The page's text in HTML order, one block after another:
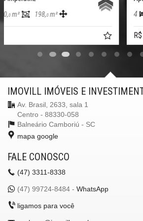
4 5 1 130,0
IMOVILL IMÓVEIS E
Av. Brasil, 2633, sala 1
Centro - 88330-058
Balneário Camboriú - SC
mapa google
FALE CONOSCO
(47) 3311-8338
(47) 99724-8484 - WhatsApp
ligamos para você